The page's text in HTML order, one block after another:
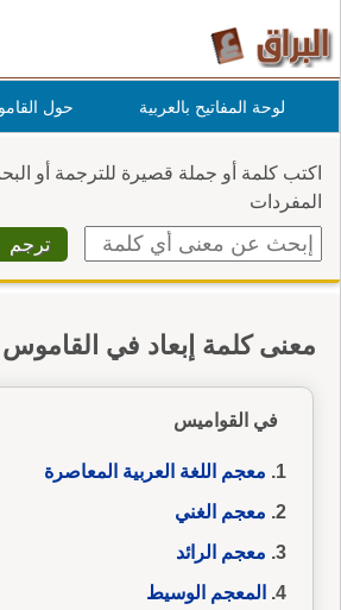
لوحة المفاتيح بالعربية حول
اكتب كلمة أو جملة قصيرة للترجمة أو
المفردات
معنى كلمة إبعاد في القاموس
في القواميس
معجم اللغة العربية المعاصرة
معجم الغني
معجم الرائد
المعجم الوسيط